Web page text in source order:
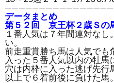
データまとめ
第５２回 京王杯２歳Ｓの
１番人気は７年間連対な
い。
前走重賞勝ち馬は人気でも
入った５番人気以内の牡馬
穴は内枠に入った逃げ先行
以上で６着前後に負けた馬。